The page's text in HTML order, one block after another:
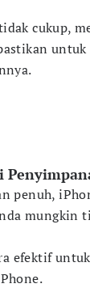
cukup,
untuk
penuh,
mungkin
efektif